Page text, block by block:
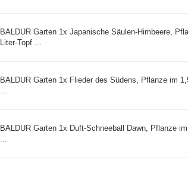
BALDUR Garten 1x Japanische Säulen-Himbeere,
Liter-Topf ...
BALDUR Garten 1x Flieder des Südens, Pflanze im
...
BALDUR Garten 1x Duft-Schneeball Dawn, Pflanze
...